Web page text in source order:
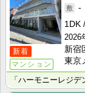
新着
マンション
-
1DK
2026
新宿
東京